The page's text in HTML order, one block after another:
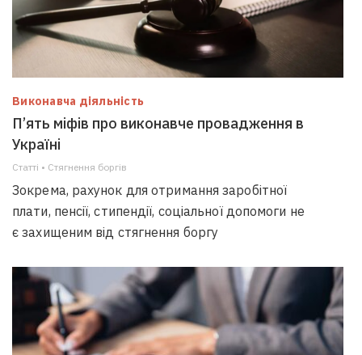
Виконавча діяльність
П’ять міфів про виконавче провадження в
Україні
Статті • Стягнення боргiв
Зокрема, рахунок для отримання заробітної
плати, пенсії, стипендії, соціальної допомоги не
є захищеним від стягнення боргу